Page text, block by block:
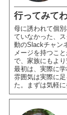
行ってみて
母に誘われて個
ていなかった、
動のSlackチャン
メージを持つこ
で、家族にもよ
最初は、実際に
雰囲気は実際に
た。まずは気軽